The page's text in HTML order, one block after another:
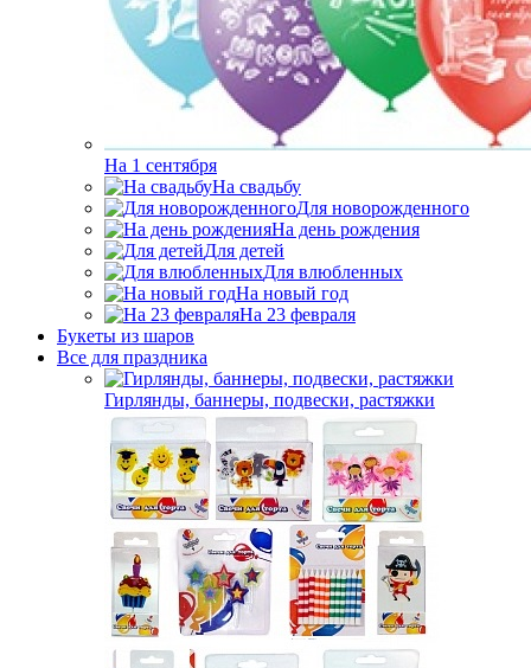
На 1 сентября
На свадьбу
Для новорожденного
На день рождения
Для детей
Для влюбленных
На новый год
На 23 февраля
Букеты из шаров
Bсе для праздника
Гирлянды, баннеры, подвески, растяжки